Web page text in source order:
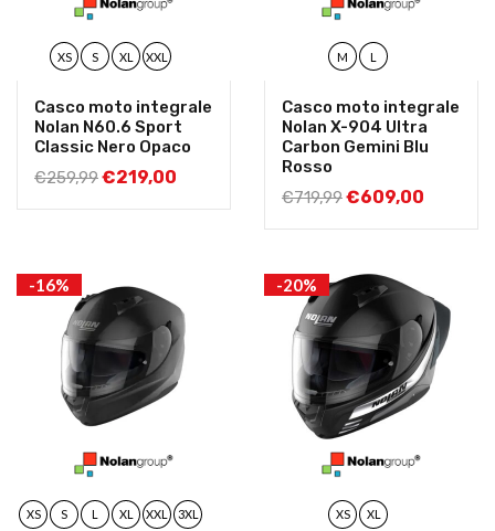
XS S XL XXL
Casco moto integrale
Nolan N60.6 Sport
Classic Nero Opaco
€259,99€219,00
M L
Casco moto integrale
Nolan X-904 Ultra
Carbon Gemini Blu
Rosso
€719,99€609,00
-16%
XS S L XL XXL 3XL
-20%
XS XL